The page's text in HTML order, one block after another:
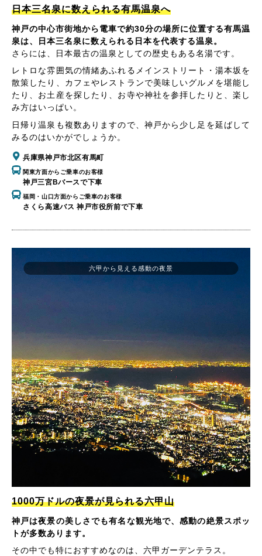
日本三名泉に数えられる有馬温泉へ
神戸の中心市街地から電車で約30分の場所に位置する有馬温
泉は、日本三名泉に数えられる日本を代表する温泉。
さらには、日本最古の温泉としての歴史もある名湯です。
レトロな雰囲気の情緒あふれるメインストリート・湯本坂を
散策したり、カフェやレストランで美味しいグルメを堪能し
たり、お土産を探したり、お寺や神社を参拝したりと、楽し
み方はいっぱい。
日帰り温泉も複数ありますので、神戸から少し足を延ばして
みるのはいかがでしょうか。
兵庫県神戸市北区有馬町
関東方面からご乗車のお客様
神戸三宮Bバースで下車
福岡・山口方面からご乗車のお客様
さくら高速バス 神戸市役所前で下車
1000万ドルの夜景が見られる六甲山
神戸は夜景の美しさでも有名な観光地で、感動の絶景スポッ
トが多数あります。
その中でも特におすすめなのは、六甲ガーデンテラス。
六甲から見える感動の夜景